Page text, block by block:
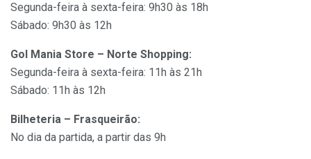
Segunda-feira à sexta-feira: 9h30 às 18h
Sábado: 9h30 às 12h
Gol Mania Store – Norte Shopping:
Segunda-feira à sexta-feira: 11h às 21h
Sábado: 11h às 12h
Bilheteria – Frasqueirão:
No dia da partida, a partir das 9h